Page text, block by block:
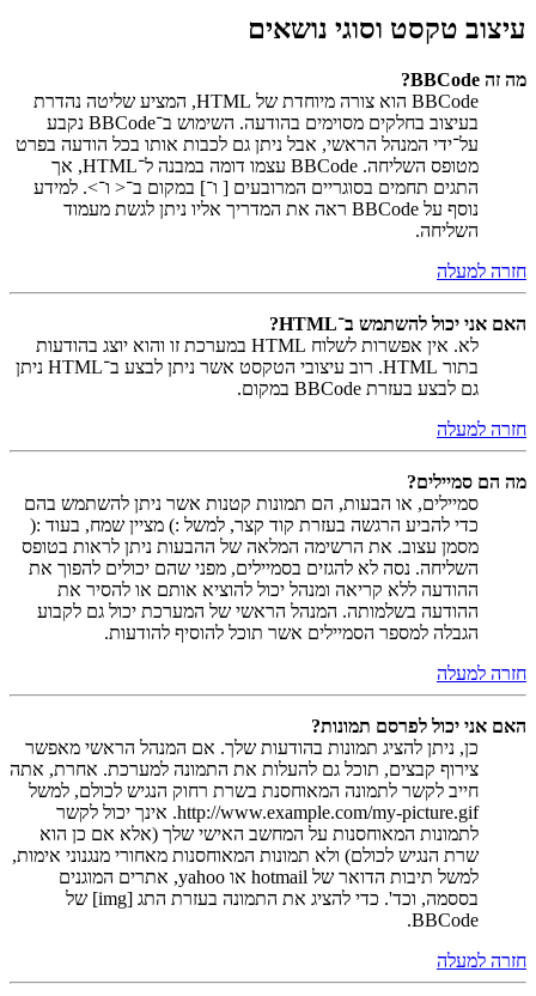
עיצוב טקסט וסוגי נושאים
מה זה BBCode?
BBCode הוא צורה מיוחדת של HTML, המציע שליטה נהדרת
בעיצוב בחלקים מסוימים בהודעה. השימוש ב־BBCode נקבע
על־ידי המנהל הראשי, אבל ניתן גם לכבות אותו בכל הודעה בפרט
מטופס השליחה. BBCode עצמו דומה במבנה ל־HTML, אך
התגים תחמים בסוגריים המרובעים [ ו־] במקום ב־< ו־>. למידע
נוסף על BBCode ראה את המדריך אליו ניתן לגשת מעמוד
השליחה.
חזרה למעלה
האם אני יכול להשתמש ב־HTML?
לא. אין אפשרות לשלוח HTML במערכת זו והוא יוצג בהודעות
בתור HTML. רוב עיצובי הטקסט אשר ניתן לבצע ב־HTML ניתן
גם לבצע בעזרת BBCode במקום.
חזרה למעלה
מה הם סמיילים?
סמיילים, או הבעות, הם תמונות קטנות אשר ניתן להשתמש בהם
כדי להביע הרגשה בעזרת קוד קצר, למשל :) מציין שמח, בעוד :(
מסמן עצוב. את הרשימה המלאה של ההבעות ניתן לראות בטופס
השליחה. נסה לא להגזים בסמיילים, מפני שהם יכולים להפוך את
ההודעה ללא קריאה ומנהל יכול להוציא אותם או להסיר את
ההודעה בשלמותה. המנהל הראשי של המערכת יכול גם לקבוע
הגבלה למספר הסמיילים אשר תוכל להוסיף להודעות.
חזרה למעלה
האם אני יכול לפרסם תמונות?
כן, ניתן להציג תמונות בהודעות שלך. אם המנהל הראשי מאפשר
צירוף קבצים, תוכל גם להעלות את התמונה למערכת. אחרת, אתה
חייב לקשר לתמונה המאוחסנת בשרת רחוק הנגיש לכולם, למשל
http://www.example.com/my-picture.gif. אינך יכול לקשר
לתמונות המאוחסנות על המחשב האישי שלך (אלא אם כן הוא
שרת הנגיש לכולם) ולא תמונות המאוחסנות מאחורי מנגנוני אימות,
למשל תיבות הדואר של hotmail או yahoo, אתרים המוגנים
בססמה, וכד'. כדי להציג את התמונה בעזרת התג [img] של
BBCode.
חזרה למעלה